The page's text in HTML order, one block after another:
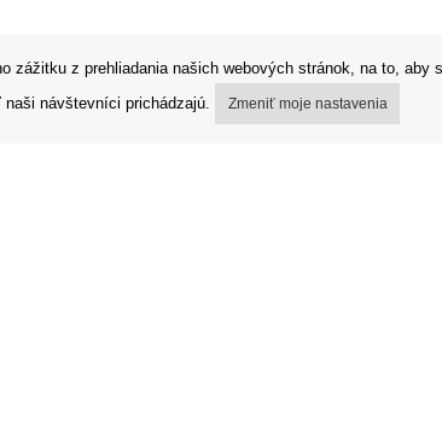
z prehliadania našich webových stránok, na to, aby
návštevníci prichádzajú.
Zmeniť moje nastavenia